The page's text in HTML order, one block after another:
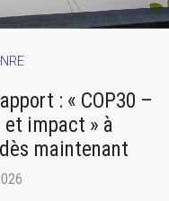
: « COP30 –
et impact » à
maintenant